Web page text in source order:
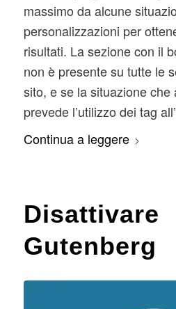
massimo da alcune
personalizzazioni per
risultati. La sezione con il
non è presente su tutte le
sito, e se la situazione che
prevede l’utilizzo dei tag
Continua a leggere
Disattivare
Gutenberg